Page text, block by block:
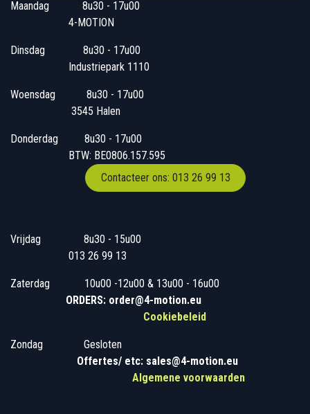
Maandag
​8u30 - 17u00
4-MOTION
Dinsdag
​8u30 - 17u00
Industriepark 1110
Woensdag
​​​ 8u30 - 17u00
3545 Halen
Donderdag
​​8u30 - 17u00
BTW: BE0806.157.595
Contacteer ons: 013 26 99 13
Vrijdag
​8u30 - 15u00
013 26 99 13
Zaterdag
​10u00 -12u00 & 13u00 - 16u00
ORDERS: order@4-motion.eu
Cookiebeleid
Zondag
​​Gesloten
Offertes/ etc: sales@4-motion.eu
Algemene voorwaarden